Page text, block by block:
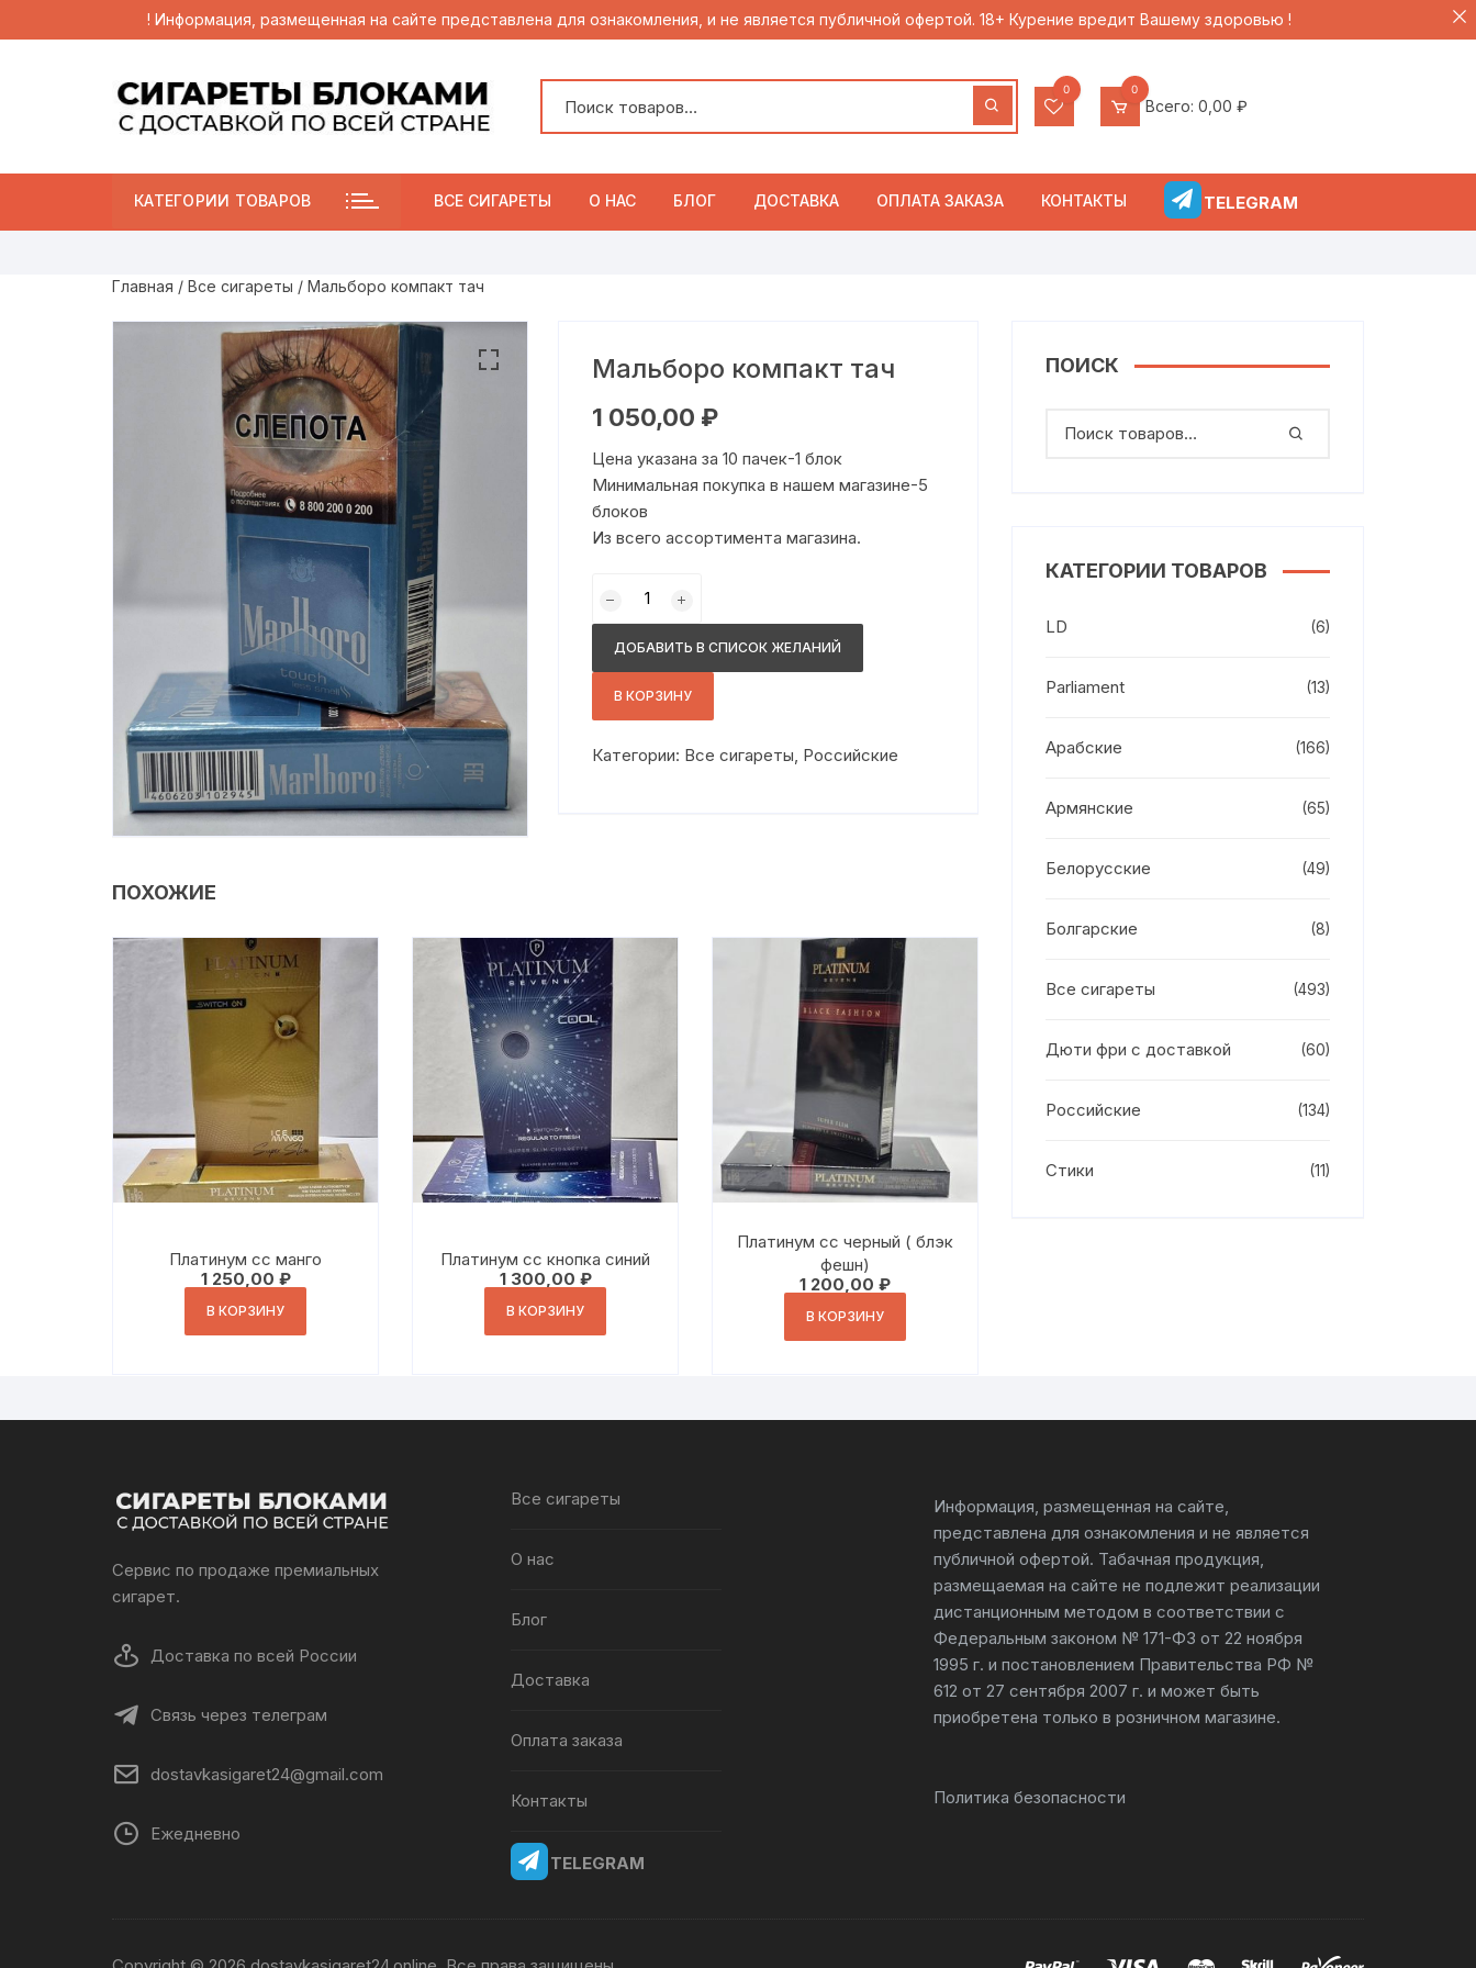
! Информация, размещенная на сайте представлена для ознакомления, и не является публичной офертой. 18+ Курение вредит Вашему здоровью !
0 0
Всего: 0,00 ₽
КАТЕГОРИИ ТОВАРОВ ВСЕ СИГАРЕТЫ О НАС БЛОГ ДОСТАВКА ОПЛАТА ЗАКАЗА КОНТАКТЫ TELEGRAM
Главная / Все сигареты / Мальборо компакт тач
Мальборо компакт тач
1 050,00 ₽
Цена указана за 10 пачек-1 блок
Минимальная покупка в нашем магазине-5
блоков
Из всего ассортимента магазина.
товара
тач
ДОБАВИТЬ В СПИСОК ЖЕЛАНИЙ
В КОРЗИНУ
Категории: Все сигареты Российские
ПОХОЖИЕ
Платинум сс манго
1 250,00 ₽
В КОРЗИНУ
Платинум сс кнопка синий
1 300,00 ₽
В КОРЗИНУ
Платинум сс черный ( блэк
фешн)
1 200,00 ₽
В КОРЗИНУ
ПОИСК
КАТЕГОРИИ ТОВАРОВ
LD (6)
Parliament (13)
Арабские (166)
Армянские (65)
Белорусские (49)
Болгарские (8)
Все сигареты (493)
Дюти фри с доставкой (60)
Российские (134)
Стики (11)
Сервис по продаже премиальных
сигарет.
Доставка по всей России
Связь через телеграм
dostavkasigaret24@gmail.com
Ежедневно
Все сигареты
О нас
Блог
Доставка
Оплата заказа
Контакты
TELEGRAM
Информация, размещенная на сайте,
представлена для ознакомления и не является
публичной офертой. Табачная продукция,
размещаемая на сайте не подлежит реализации
дистанционным методом в соответствии с
Федеральным законом № 171-ФЗ от 22 ноября
1995 г. и постановлением Правительства РФ №
612 от 27 сентября 2007 г. и может быть
приобретена только в розничном магазине.
Политика безопасности